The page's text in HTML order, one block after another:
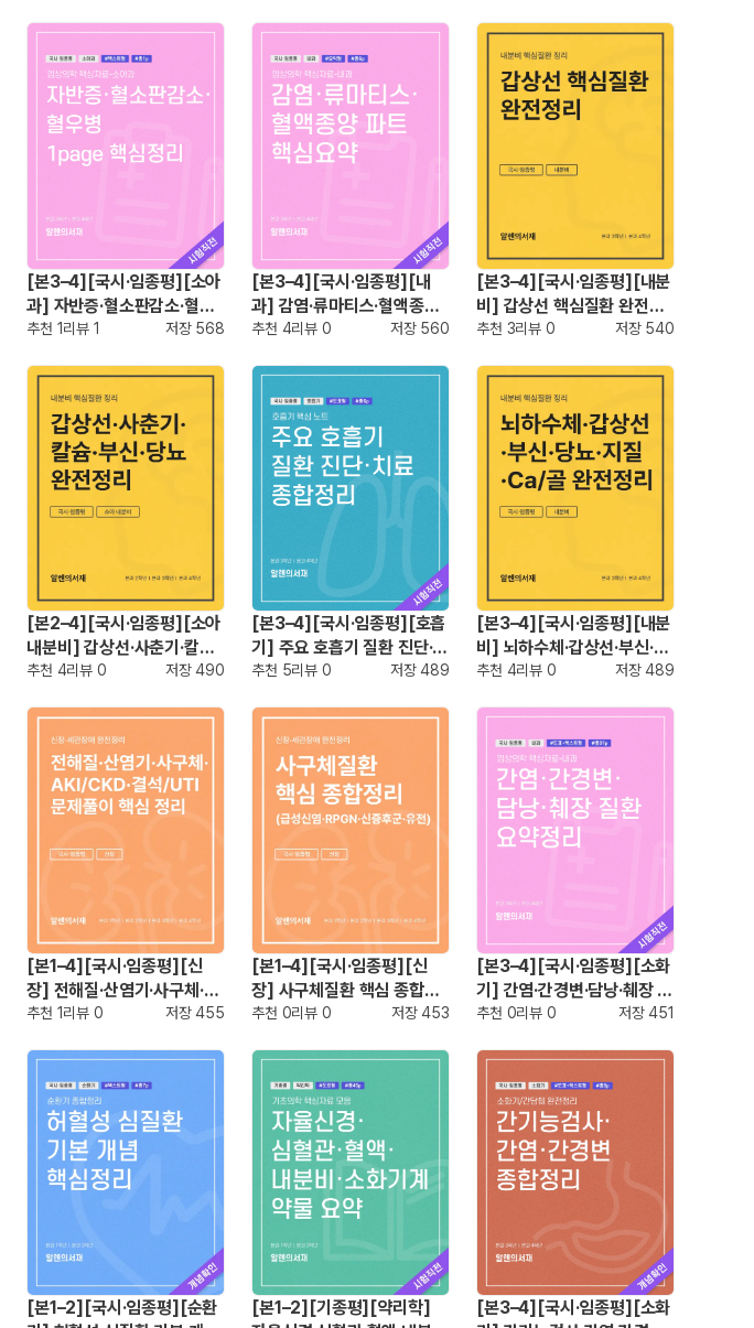
[본3–4][국시·임종평][소아
과] 자반증·혈소판감소·혈우
병 1page 핵심정리
추천 1리뷰 1 저장 568
[본3–4][국시·임종평][내
과] 감염·류마티스·혈액종양
파트 핵심요약
추천 4리뷰 0 저장 560
[본3–4][국시·임종평][내분
비] 갑상선 핵심질환 완전정
리
추천 3리뷰 0 저장 540
[본2–4][국시·임종평][소아
내분비] 갑상선·사춘기·칼슘·
부신·당뇨 완전정리
추천 4리뷰 0 저장490
[본3–4][국시·임종평][호흡
기] 주요 호흡기 질환 진단·치
료 종합정리
추천 5리뷰 0 저장489
[본3–4][국시·임종평][내분
비] 뇌하수체·갑상선·부신·당
뇨·지질·Ca/골 완전정리
추천 4리뷰 0 저장489
[본1–4][국시·임종평][신
장] 전해질·산염기·사구체·A
KI/CKD·결석/UTI 문제풀이
추천 1리뷰 0 저장455
[본1–4][국시·임종평][신
장] 사구체질환 핵심 종합정
리 (급성신염·RPGN·신증후
추천 0리뷰 0 저장453
[본3–4][국시·임종평][소화
기] 간염·간경변·담낭·췌장 질
환 요약정리
추천 0리뷰 0 저장451
[본1–2][국시·임종평][순환
[본1–2][기종평][약리학]
[본3–4][국시·임종평][소화